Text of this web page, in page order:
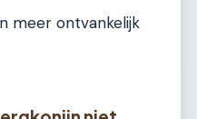
meer ontvankelijk